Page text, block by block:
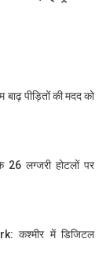
पीड़ितों की मदद को
लग्जरी होटलों पर
कश्मीर में डिजिटल